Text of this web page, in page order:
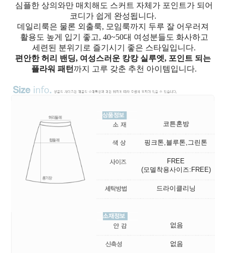
심플한 상의와만 매치해도 스커트 자체가 포인트가 되어
코디가 쉽게 완성됩니다.
데일리룩은 물론 외출룩, 모임룩까지 두루 잘 어우러져
활용도 높게 입기 좋고, 40~50대 여성분들도 화사하고
세련된 분위기로 즐기시기 좋은 스타일입니다.
편안한 허리 밴딩, 여성스러운 캉캉 실루엣, 포인트 되는
플라워 패턴까지 고루 갖춘 추천 아이템입니다.
코튼혼방
핑크톤,블루톤,그린톤
FREE
(모델착용사이즈:FREE)
드라이클리닝
없음
없음